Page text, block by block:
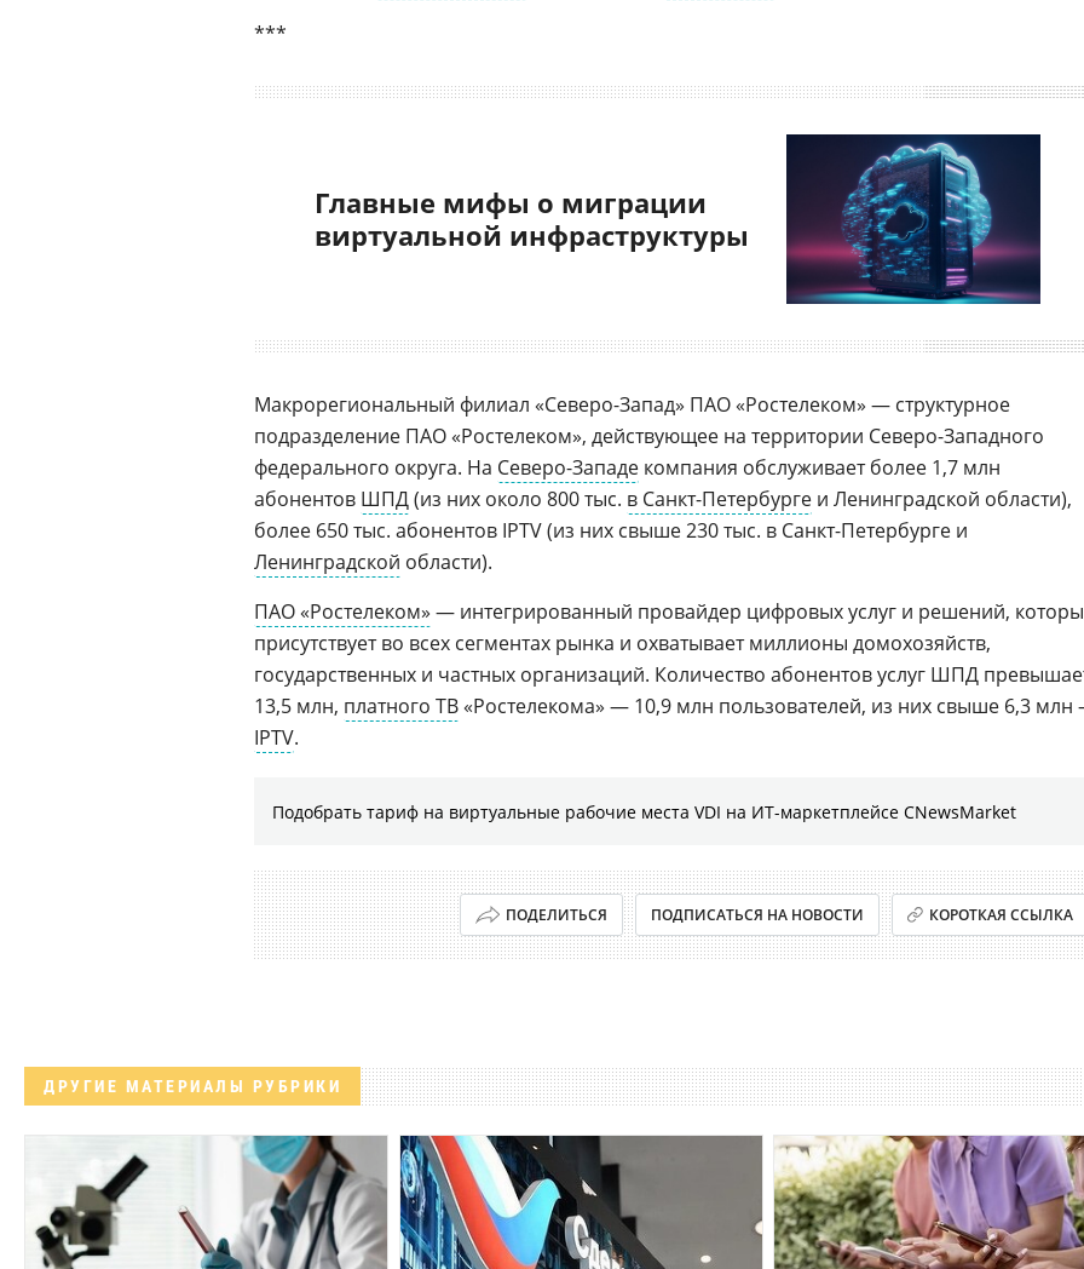
***
Главные мифы о миграции
виртуальной инфраструктуры
Макрорегиональный филиал «Северо-Запад» ПАО «Ростелеком» — структурное
подразделение ПАО «Ростелеком», действующее на территории Северо-Западного
федерального округа. На Северо-Западе компания обслуживает более 1,7 млн
абонентов ШПД(из них около 800 тыс. в Санкт-Петербурге и Ленинградской области),
более 650 тыс. абонентов IPTV (из них свыше 230 тыс. в Санкт-Петербурге и
Ленинградской области).
ПАО «Ростелеком» — интегрированный провайдер цифровых услуг и решений,
присутствует во всех сегментах рынка и охватывает миллионы домохозяйств,
государственных и частных организаций. Количество абонентов услуг ШПД
13,5 млн, платного ТВ «Ростелекома» — 10,9 млн пользователей, из них свыше 6,3
IPTV.
Подобрать тариф на виртуальные рабочие места VDI на ИТ-маркетплейсе CNewsMarket
ПОДЕЛИТЬСЯ ПОДПИСАТЬСЯ НА НОВОСТИ КОРОТКАЯ ССЫЛКА
ДРУГИЕ МАТЕРИАЛЫ РУБРИКИ